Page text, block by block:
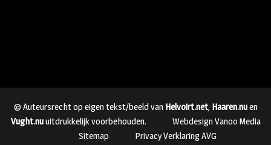
© Auteursrecht op eigen tekst/beeld van Helvoirt.net, Haaren.nuen
Vught.nuuitdrukkelijk voorbehouden.
Webdesign Vanoo Media
Sitemap
Privacy Verklaring AVG